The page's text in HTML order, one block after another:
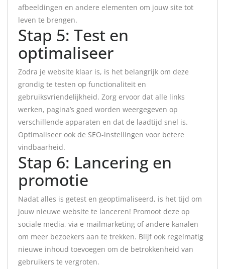
afbeeldingen en andere elementen om jouw site tot
leven te brengen.
Stap 5: Test en
optimaliseer
Zodra je website klaar is, is het belangrijk om deze
grondig te testen op functionaliteit en
gebruiksvriendelijkheid. Zorg ervoor dat alle links
werken, pagina’s goed worden weergegeven op
verschillende apparaten en dat de laadtijd snel is.
Optimaliseer ook de SEO-instellingen voor betere
vindbaarheid.
Stap 6: Lancering en
promotie
Nadat alles is getest en geoptimaliseerd, is het tijd om
jouw nieuwe website te lanceren! Promoot deze op
sociale media, via e-mailmarketing of andere kanalen
om meer bezoekers aan te trekken. Blijf ook regelmatig
nieuwe inhoud toevoegen om de betrokkenheid van
gebruikers te vergroten.